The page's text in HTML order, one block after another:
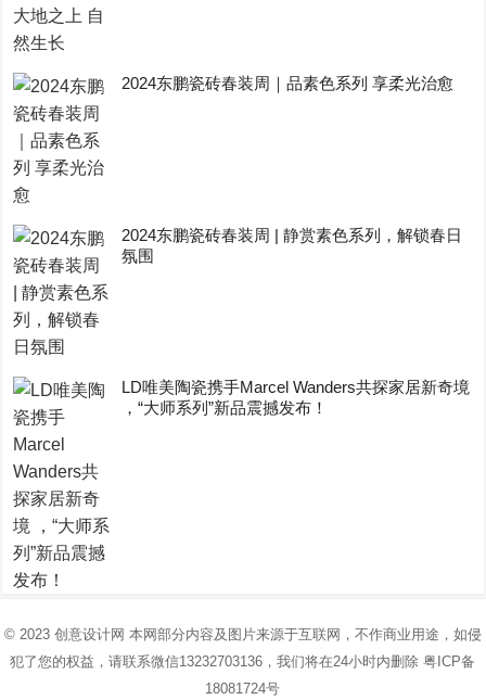
2024东鹏瓷砖春装周｜品素色系列 享柔光治愈
2024东鹏瓷砖春装周 | 静赏素色系列，解锁春日
氛围
LD唯美陶瓷携手Marcel Wanders共探家居新奇境
，“大师系列”新品震撼发布！
© 2023 创意设计网 本网部分内容及图片来源于互联网，不作商业用途，如侵
犯了您的权益，请联系微信13232703136，我们将在24小时内删除粤ICP备
18081724号